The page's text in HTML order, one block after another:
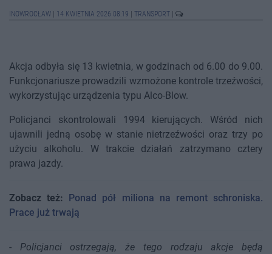
INOWROCŁAW 14 KWIETNIA 2026 08:19 TRANSPORT
Akcja odbyła się 13 kwietnia, w godzinach od 6.00 do 9.00.
Funkcjonariusze prowadzili wzmożone kontrole trzeźwości,
wykorzystując urządzenia typu Alco-Blow.
Policjanci skontrolowali 1994 kierujących. Wśród nich
ujawnili jedną osobę w stanie nietrzeźwości oraz trzy po
użyciu alkoholu. W trakcie działań zatrzymano cztery
prawa jazdy.
Zobacz też:
Ponad pół miliona na remont schroniska.
Prace już trwają
- Policjanci ostrzegają, że tego rodzaju akcje będą